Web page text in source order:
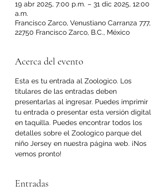
19 abr 2025, 7:00 p.m. – 31 dic 2025, 12:00
a.m.
Francisco Zarco, Venustiano Carranza 777,
22750 Francisco Zarco, B.C., México
Acerca del evento
Esta es tu entrada al Zoologico. Los
titulares de las entradas deben
presentarlas al ingresar. Puedes imprimir
tu entrada o presentar esta versión digital
en taquilla. Puedes encontrar todos los
detalles sobre el Zoologico parque del
niño Jersey en nuestra página web. ¡Nos
vemos pronto!
Entradas